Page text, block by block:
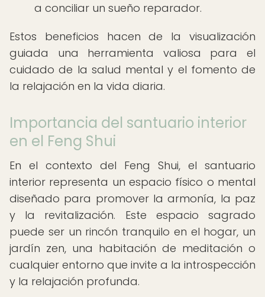
a conciliar un sueño reparador.
Estos beneficios hacen de la visualización
guiada una herramienta valiosa para el
cuidado de la salud mental y el fomento de
la relajación en la vida diaria.
Importancia del santuario interior
en el Feng Shui
En el contexto del Feng Shui, el santuario
interior representa un espacio físico o mental
diseñado para promover la armonía, la paz
y la revitalización. Este espacio sagrado
puede ser un rincón tranquilo en el hogar, un
jardín zen, una habitación de meditación o
cualquier entorno que invite a la introspección
y la relajación profunda.